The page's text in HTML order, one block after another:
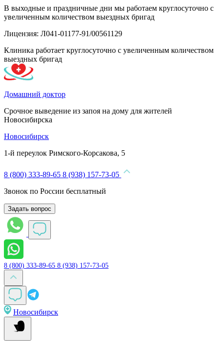
В выходные и праздничные дни мы работаем круглосуточно с
увеличенным количеством выездных бригад
Лицензия: Л041-01177-91/00561129
Клиника работает круглосуточно с увеличенным количеством
выездных бригад
Домашний доктор
Срочное выведение из запоя на дому для жителей
Новосибирска
Новосибирск
1-й переулок Римского-Корсакова, 5
8 (800) 333-89-65 8 (938) 157-73-05
Звонок по России бесплатный
Задать вопрос
8 (800) 333-89-65 8 (938) 157-73-05
Новосибирск